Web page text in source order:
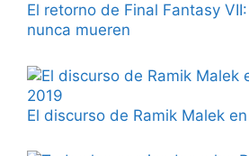
El retorno de Final Fantasy
nunca mueren
El discurso de Ramik Malek